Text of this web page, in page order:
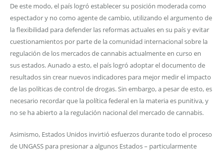
De este modo, el país logró establecer su posición moderada como
espectador y no como agente de cambio, utilizando el argumento de
la flexibilidad para defender las reformas actuales en su país y evitar
cuestionamientos por parte de la comunidad internacional sobre la
regulación de los mercados de cannabis actualmente en curso en
sus estados. Aunado a esto, el país logró adoptar el documento de
resultados sin crear nuevos indicadores para mejor medir el impacto
de las políticas de control de drogas. Sin embargo, a pesar de esto, es
necesario recordar que la política federal en la materia es punitiva, y
no se ha abierto a la regulación nacional del mercado de cannabis.
Asimismo, Estados Unidos invirtió esfuerzos durante todo el proceso
de UNGASS para presionar a algunos Estados – particularmente